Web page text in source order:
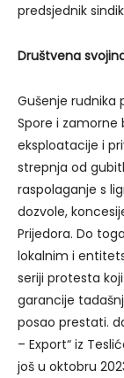
predsjednik
Društvena
Gušenje rudnika
Spore i zamorne
eksploatacije i
strepnja od
raspolaganje s
dozvole,
Prijedora. Do
lokalnim i
seriji protesta
garancije
posao prestati.
– Export“ iz
još u oktobru